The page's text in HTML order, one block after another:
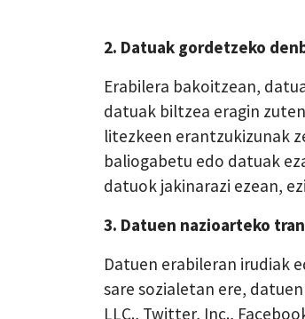
2. Datuak gordetzeko
Erabilera bakoitzean,
datuak biltzea eragin
litezkeen erantzukizunak
baliogabetu edo datuak
datuok jakinarazi ezean,
3. Datuen nazioarteko
Datuen erabileran irudiak
sare sozialetan ere,
LLC., Twitter, Inc.,